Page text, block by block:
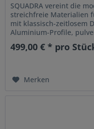
SQUADRA vereint die
streichfreie Materialien
mit klassisch-zeitlosem
Aluminium-Profile,
Anthrazit, sind...
499,00 € * pro
Merken